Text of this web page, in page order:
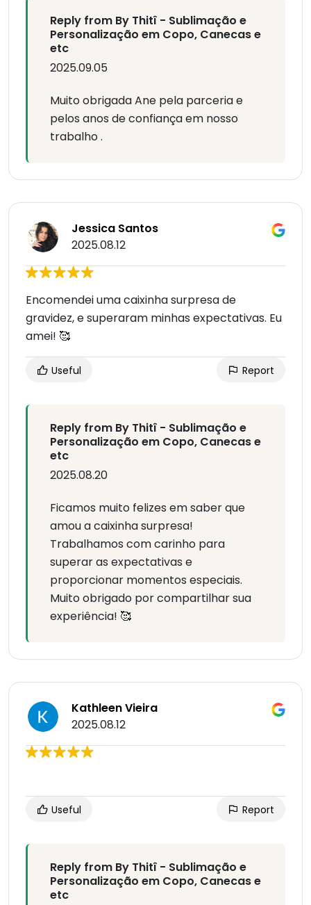
Reply from By Thitî - Sublimação e
Personalização em Copo, Canecas e
etc
2025.09.05
Muito obrigada Ane pela parceria e
pelos anos de confiança em nosso
trabalho .
Jessica Santos
2025.08.12
Encomendei uma caixinha surpresa de
gravidez, e superaram minhas expectativas. Eu
amei! 🥰
Useful Report
Reply from By Thitî - Sublimação e
Personalização em Copo, Canecas e
etc
2025.08.20
Ficamos muito felizes em saber que
amou a caixinha surpresa!
Trabalhamos com carinho para
superar as expectativas e
proporcionar momentos especiais.
Muito obrigado por compartilhar sua
experiência! 🥰
Kathleen Vieira
2025.08.12
Useful Report
Reply from By Thitî - Sublimação e
Personalização em Copo, Canecas e
etc